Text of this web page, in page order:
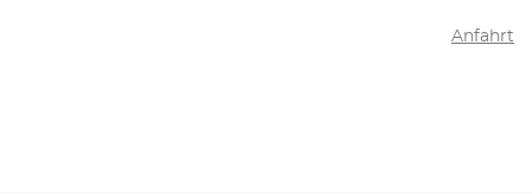
Anfahrt